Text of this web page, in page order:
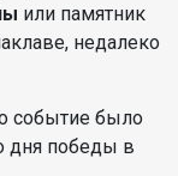
или памятник
недалеко
событие было
дня победы в